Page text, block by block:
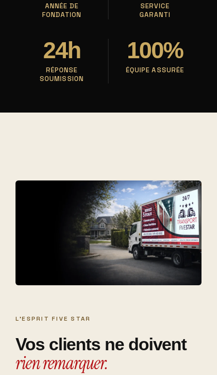
ANNÉE DE
FONDATION
SERVICE
GARANTI
24h
RÉPONSE
SOUMISSION
100%
ÉQUIPE ASSURÉE
L'ESPRIT FIVE STAR
Vos clients ne doivent
rien remarquer.